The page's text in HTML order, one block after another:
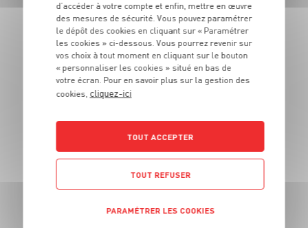
DU 04/08 AU 10/08
FRANCE*
d’accéder à votre compte et enfin, mettre en œuvre
des mesures de sécurité. Vous pouvez paramétrer
le dépôt des cookies en cliquant sur « Paramétrer
les cookies » ci-dessous. Vous pourrez revenir sur
vos choix à tout moment en cliquant sur le bouton
« personnaliser les cookies » situé en bas de
votre écran. Pour en savoir plus sur la gestion des
cookies, cliquez-ici
TOUT ACCEPTER
TOUT REFUSER
PARAMÉTRER LES COOKIES